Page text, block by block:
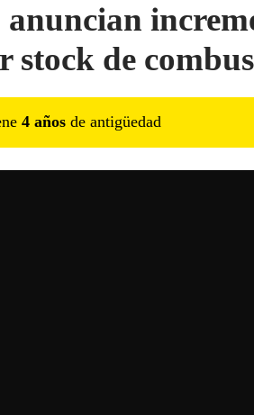
stock de
4 años de antigüedad